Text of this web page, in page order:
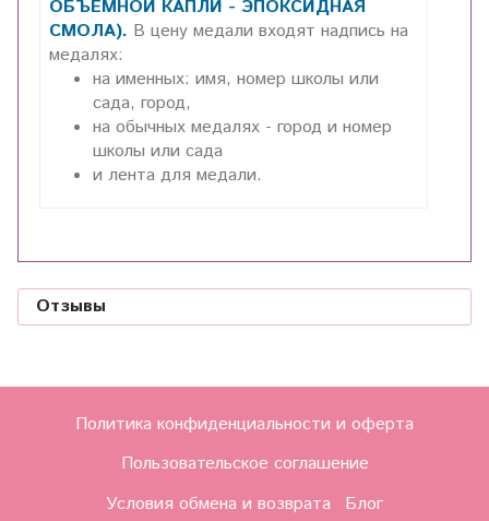
ОБЪЁМНОЙ КАПЛИ - ЭПОКСИДНАЯ
СМОЛА). В цену медали входят надпись на
медалях:
на именных: имя, номер школы или
сада, город,
на обычных медалях - город и номер
школы или сада
и лента для медали.
Отзывы
Политика конфиденциальности и оферта
Пользовательское соглашение
Условия обмена и возврата
Блог